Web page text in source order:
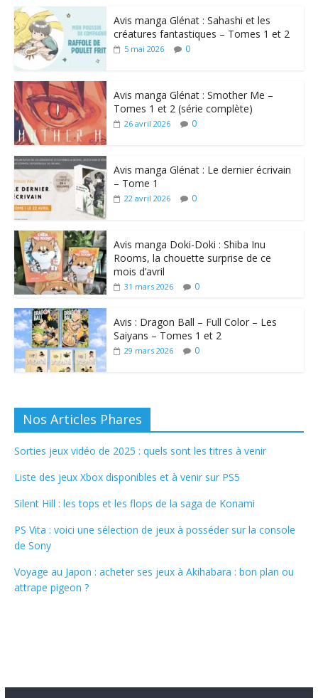
Avis manga Glénat : Sahashi et les
créatures fantastiques – Tomes 1 et 2
5 mai 2026 0
Avis manga Glénat : Smother Me –
Tomes 1 et 2 (série complète)
26 avril 2026 0
Avis manga Glénat : Le dernier écrivain
– Tome 1
22 avril 2026 0
Avis manga Doki-Doki : Shiba Inu
Rooms, la chouette surprise de ce
mois d’avril
31 mars 2026 0
Avis : Dragon Ball – Full Color – Les
Saiyans – Tomes 1 et 2
29 mars 2026 0
Nos Articles Phares
Sorties jeux vidéo de 2025 : quels sont les titres à venir
Liste des jeux Xbox disponibles et à venir sur PS5
Silent Hill : les tops et les flops de la saga de Konami
PS Vita : voici une sélection de jeux à posséder sur la console
de Sony
Voyage au Japon : acheter ses jeux à Akihabara : bon plan ou
attrape pigeon ?